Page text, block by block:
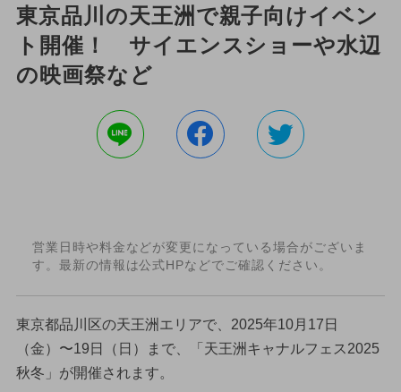
東京品川の天王洲で親子向けイベン
ト開催！ サイエンスショーや水辺
の映画祭など
営業日時や料金などが変更になっている場合がございま
す。最新の情報は公式HPなどでご確認ください。
東京都品川区の天王洲エリアで、2025年10月17日
（金）〜19日（日）まで、「天王洲キャナルフェス2025
秋冬」が開催されます。